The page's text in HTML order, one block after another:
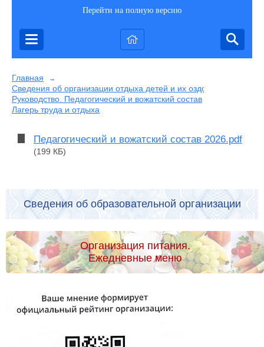
Перейти на полную версию
Главная →
Сведения об организации отдыха детей и их оздоровлении
Руководство. Педагогический и вожатский состав
Лагерь труда и отдыха
Педагогический и вожатский состав 2026.pdf
(199 КБ)
Сведения об образовательной организации
Организация питания.
Ежедневные меню